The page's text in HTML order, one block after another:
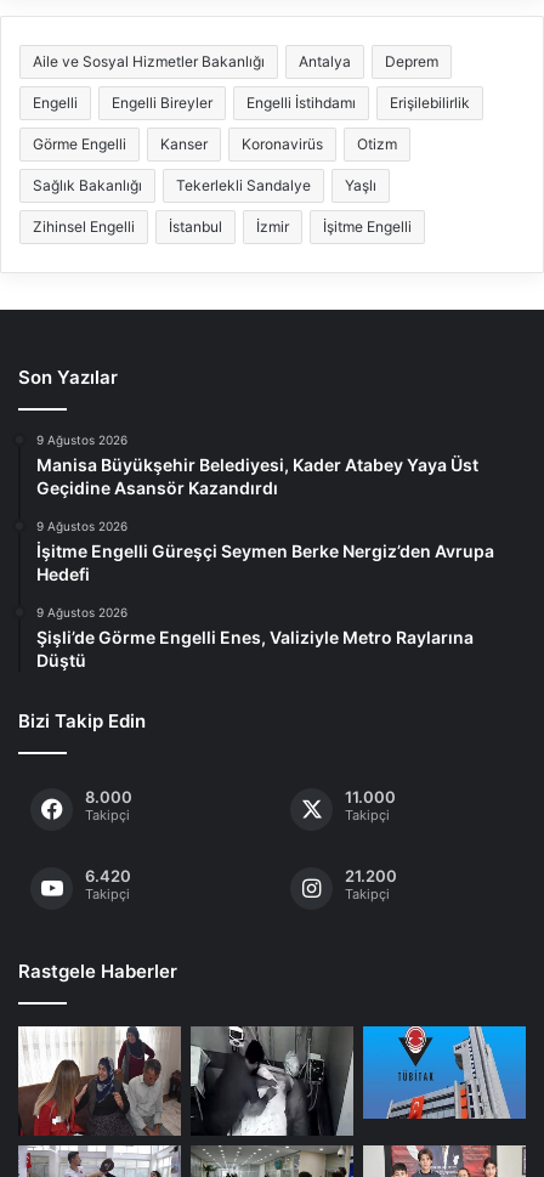
Aile ve Sosyal Hizmetler Bakanlığı Antalya Deprem
Engelli Engelli Bireyler Engelli İstihdamı Erişilebilirlik
Görme Engelli Kanser Koronavirüs Otizm
Sağlık Bakanlığı Tekerlekli Sandalye Yaşlı
Zihinsel Engelli İstanbul İzmir İşitme Engelli
Son Yazılar
9 Ağustos 2026
Manisa Büyükşehir Belediyesi, Kader Atabey Yaya Üst
Geçidine Asansör Kazandırdı
9 Ağustos 2026
İşitme Engelli Güreşçi Seymen Berke Nergiz’den Avrupa
Hedefi
9 Ağustos 2026
Şişli’de Görme Engelli Enes, Valiziyle Metro Raylarına
Düştü
Bizi Takip Edin
8.000
Takipçi
11.000
Takipçi
6.420
Takipçi
21.200
Takipçi
Rastgele Haberler